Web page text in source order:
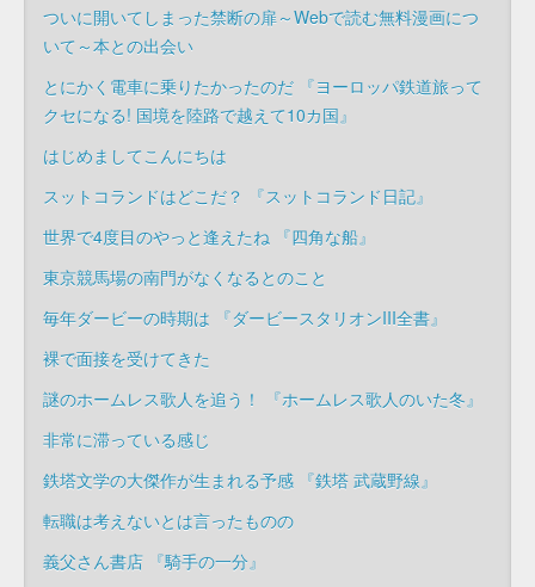
ついに開いてしまった禁断の扉～Webで読む無料漫画につ
いて～本との出会い
とにかく電車に乗りたかったのだ 『ヨーロッパ鉄道旅って
クセになる! 国境を陸路で越えて10カ国』
はじめましてこんにちは
スットコランドはどこだ？ 『スットコランド日記』
世界で4度目のやっと逢えたね 『四角な船』
東京競馬場の南門がなくなるとのこと
毎年ダービーの時期は 『ダービースタリオンIII全書』
裸で面接を受けてきた
謎のホームレス歌人を追う！ 『ホームレス歌人のいた冬』
非常に滞っている感じ
鉄塔文学の大傑作が生まれる予感 『鉄塔 武蔵野線』
転職は考えないとは言ったものの
義父さん書店 『騎手の一分』